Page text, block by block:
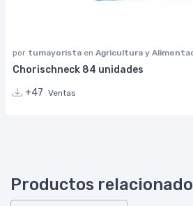
por tumayorista en Agricultura y
Chorischneck 84 unidades
+47 Ventas
Productos